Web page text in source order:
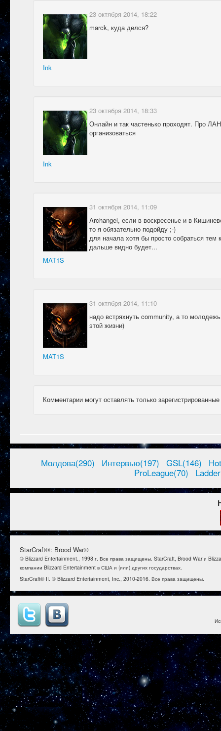
Ink
23 октября 2014, 18:22
marck, куда делся?
Ink
23 октября 2014, 18:33
Онлайн и так частенько проходят. Про
организоваться
MAT1S
31 октября 2014, 11:09
Archangel, если в воскресенье и в
то я обязательно подойду ;-)
для начала хотя бы просто собраться тем
дальше видно будет...
MAT1S
31 октября 2014, 11:10
надо встряхнуть community, а то
этой жизни)
Комментарии могут оставлять только
Молдова(290) Интервью(197) GSL(146)
ProLeague(70)
StarCraft®: Brood War®
© Blizzard Entertainment., 1998 г. Все права защищены. StarCraft, Brood War и
компании Blizzard Entertainment в США и (или) других государствах.
StarCraft® II. © Blizzard Entertainment, Inc., 2010-2016. Все права защищены.